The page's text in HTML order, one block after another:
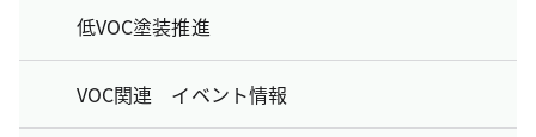
低VOC塗装推進
VOC関連 イベント情報